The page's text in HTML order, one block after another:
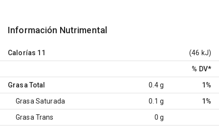
Información Nutrimental
Calorías 11 (46 kJ)
% DV*
Grasa Total 0.4 g 1%
Grasa Saturada 0.1 g 1%
Grasa Trans 0 g